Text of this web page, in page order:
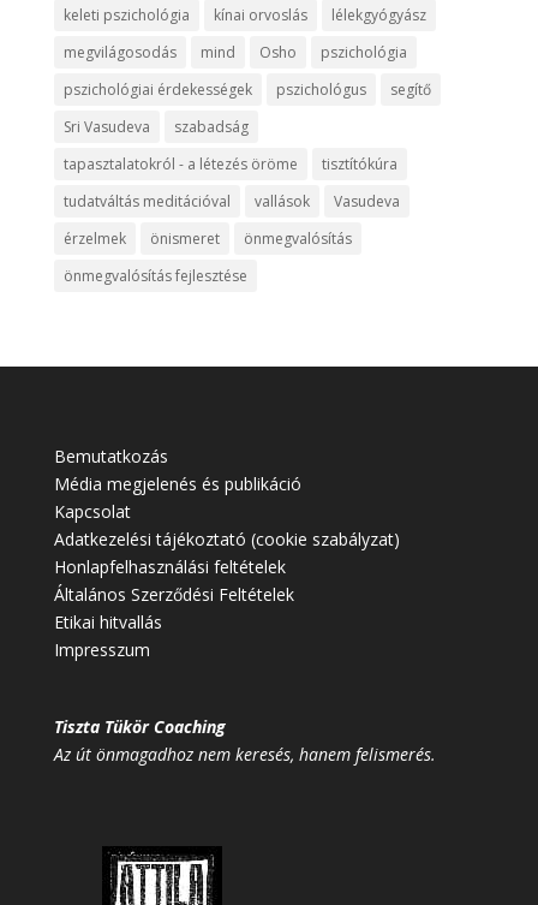
keleti pszichológia
kínai orvoslás
lélekgyógyász
megvilágosodás
mind Osho
pszichológia
pszichológiai érdekességek
pszichológus
segítő
Sri Vasudeva
szabadság
tapasztalatokról - a létezés öröme
tisztítókúra
tudatváltás meditációval
vallások
Vasudeva
érzelmek
önismeret
önmegvalósítás
önmegvalósítás fejlesztése
Bemutatkozás
Média megjelenés és publikáció
Kapcsolat
Adatkezelési tájékoztató (cookie szabályzat)
Honlapfelhasználási feltételek
Általános Szerződési Feltételek
Etikai hitvallás
Impresszum
Tiszta Tükör Coaching
Az út önmagadhoz nem keresés, hanem felismerés.